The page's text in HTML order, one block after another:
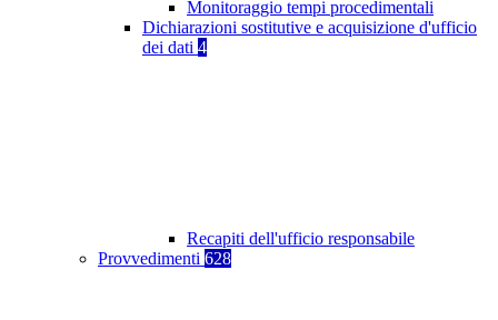
Monitoraggio tempi procedimentali
Dichiarazioni sostitutive e acquisizione d'ufficio
dei dati 4
Recapiti dell'ufficio responsabile
Provvedimenti 628